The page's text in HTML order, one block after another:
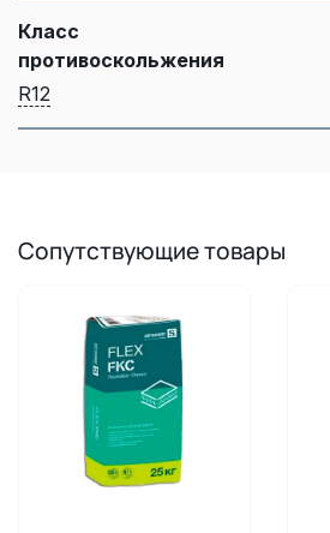
Класс
противоскольжения
R12
Сопутствующие товары